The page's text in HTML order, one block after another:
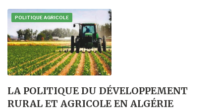
POLITIQUE AGRICOLE
LA POLITIQUE DU DÉVELOPPEMENT
RURAL ET AGRICOLE EN ALGÉRIE